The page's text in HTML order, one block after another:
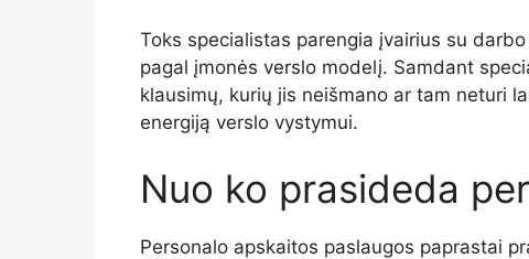
Toks specialistas parengia įvairius su
pagal įmonės verslo modelį. Samdant
klausimų, kurių jis neišmano ar tam neturi
energiją verslo vystymui.
Nuo ko prasideda
Personalo apskaitos paslaugos paprastai